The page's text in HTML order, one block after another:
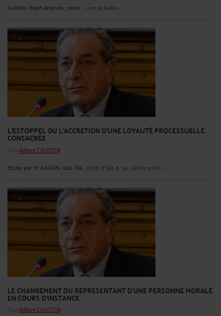
bulletin Rejet Attendu, selon ... Lire la suite >
L'ESTOPPEL OU L'ACCRÉTION D'UNE LOYAUTÉ PROCESSUELLE
CONSACRÉE
ParAlbert CASTON
Etude par M. RASKIN, Gaz. Pal., 2013, n° 20, p. 14. Lire la suite >
LE CHANGEMENT DU REPRÉSENTANT D'UNE PERSONNE MORALE
EN COURS D'INSTANCE
ParAlbert CASTON